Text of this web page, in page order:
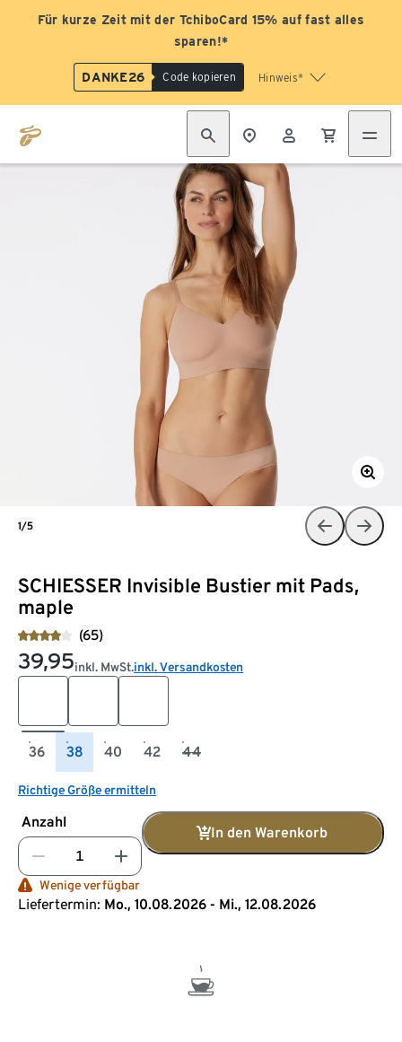
Für kurze Zeit mit der TchiboCard 15% auf fast alles
sparen!*
DANKE26 Code kopieren Hinweis*
SCHIESSER Invisible Bustier mit Pads,
maple
(65)
39,95inkl. MwSt.inkl. Versandkosten
36 38 40 42 44
Richtige Größe ermitteln
Anzahl
In den Warenkorb
Wenige verfügbar
Liefertermin: Mo., 10.08.2026 - Mi., 12.08.2026
1/5